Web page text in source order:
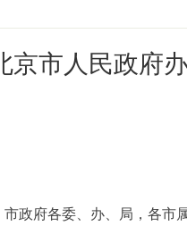
京市人民政府
政府各委、办、局，各市